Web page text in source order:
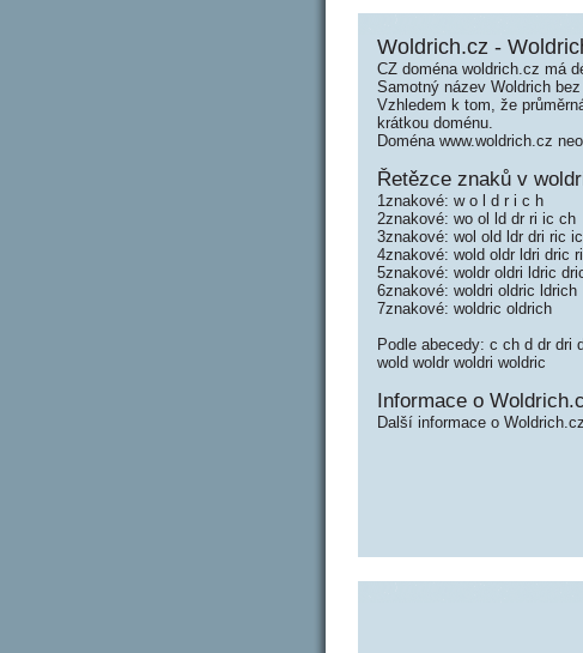
Woldrich.cz -
CZ doména woldrich.cz má
Samotný název Woldrich
Vzhledem k tom, že
krátkou doménu.
Doména www.woldrich.cz
Řetězce znaků v
1znakové: w o l d r i c h
2znakové: wo ol ld dr ri ic ch
3znakové: wol old ldr dri ric
4znakové: wold oldr ldri dric
5znakové: woldr oldri ldric
6znakové: woldri oldric ldrich
7znakové: woldric oldrich
Podle abecedy: c ch d dr dri
wold woldr woldri woldric
Informace o
Další informace o